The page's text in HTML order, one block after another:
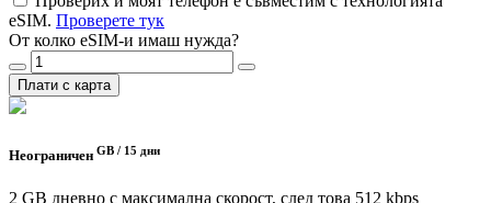
eSIM. Проверете тук
От колко eSIM-и имаш нужда?
Плати с карта
Неограничен GB / 15 дни
2 GB дневно с максимална скорост, след това 512 kbps